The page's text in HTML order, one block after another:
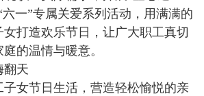
一”专属关爱系列活动，用满满的
打造欢乐节日，让广大职工真切
的温情与暖意。
天
节日生活，营造轻松愉悦的亲